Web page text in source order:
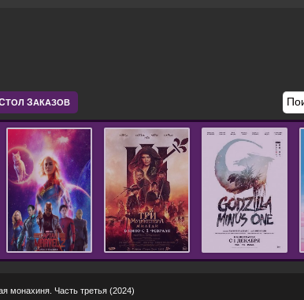
ТОЛ ЗАКАЗОВ
монахиня. Часть третья (2024)